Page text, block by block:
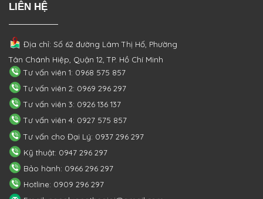
LIÊN HỆ
Địa chỉ: Số 62 đường Lâm Thị Hố, Phường
Tân Chánh Hiệp, Quận 12, TP. Hồ Chí Minh
Tư vấn viên 1: 0968 575 857
Tư vấn viên 2: 0969 296 297
Tư vấn viên 3: 0926 136 137
Tư vấn viên 4: 0927 575 857
Tư vấn cho Đại Lý: 0937 296 297
Kỹ thuật: 0947 296 297
Bảo hành: 0966 296 297
Hotline: 0909 296 297